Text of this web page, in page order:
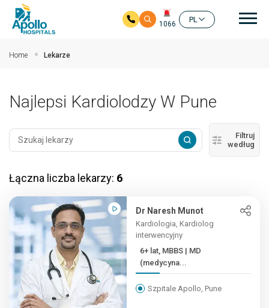
1066
PL
Home Lekarze
Najlepsi Kardiolodzy W Pune
Filtruj
według
Łączna liczba lekarzy: 6
Dr Naresh Munot
Kardiologia, Kardiolog
interwencyjny
6+ lat, MBBS | MD
(medycyna...
Szpitale Apollo, Pune